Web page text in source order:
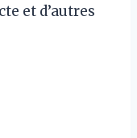
et d’autres